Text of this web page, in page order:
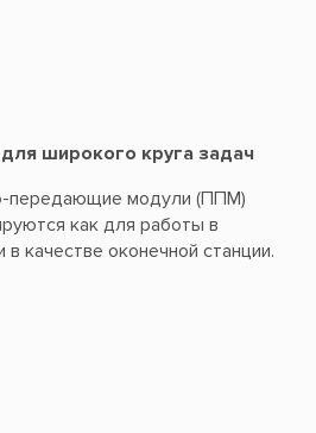
широкого круга задач
передающие модули (ППМ)
как для работы в
в качестве оконечной станции.